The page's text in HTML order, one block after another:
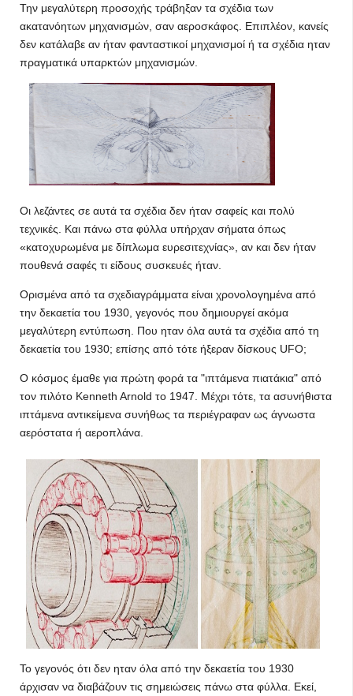
Την μεγαλύτερη προσοχής τράβηξαν τα σχέδια των
ακατανόητων μηχανισμών, σαν αεροσκάφος. Επιπλέον, κανείς
δεν κατάλαβε αν ήταν φανταστικοί μηχανισμοί ή τα σχέδια ηταν
πραγματικά υπαρκτών μηχανισμών.
Οι λεζάντες σε αυτά τα σχέδια δεν ήταν σαφείς και πολύ
τεχνικές. Και πάνω στα φύλλα υπήρχαν σήματα όπως
«κατοχυρωμένα με δίπλωμα ευρεσιτεχνίας», αν και δεν ήταν
πουθενά σαφές τι είδους συσκευές ήταν.
Ορισμένα από τα σχεδιαγράμματα είναι χρονολογημένα από
την δεκαετία του 1930, γεγονός που δημιουργεί ακόμα
μεγαλύτερη εντύπωση. Που ηταν όλα αυτά τα σχέδια από τη
δεκαετία του 1930; επίσης από τότε ήξεραν δίσκους UFO;
Ο κόσμος έμαθε για πρώτη φορά τα "ιπτάμενα πιατάκια" από
τον πιλότο Kenneth Arnold το 1947. Μέχρι τότε, τα ασυνήθιστα
ιπτάμενα αντικείμενα συνήθως τα περιέγραφαν ως άγνωστα
αερόστατα ή αεροπλάνα.
Το γεγονός ότι δεν ηταν όλα από την δεκαετία του 1930
άρχισαν να διαβάζουν τις σημειώσεις πάνω στα φύλλα. Εκεί,